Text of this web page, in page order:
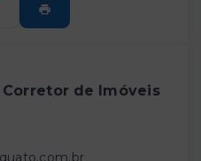
Corretor de Imóveis